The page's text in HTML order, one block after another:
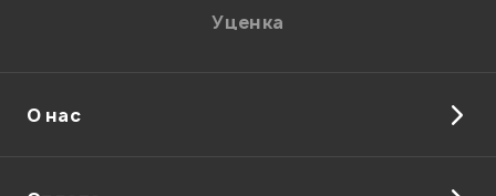
Отправить
Уценка
О нас